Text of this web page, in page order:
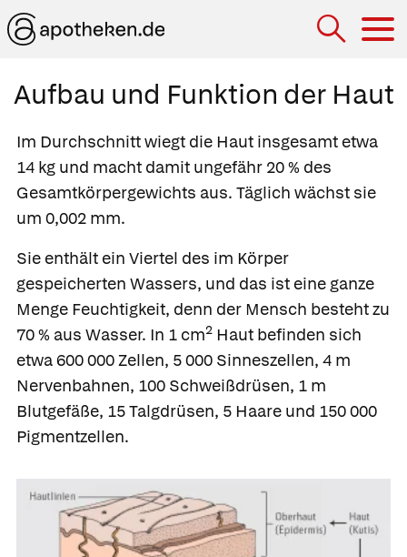
Aufbau und Funktion der Haut
Im Durchschnitt wiegt die Haut insgesamt etwa
14 kg und macht damit ungefähr 20 % des
Gesamtkörpergewichts aus. Täglich wächst sie
um 0,002 mm.
Sie enthält ein Viertel des im Körper
gespeicherten Wassers, und das ist eine ganze
Menge Feuchtigkeit, denn der Mensch besteht zu
70 % aus Wasser. In 1 cm2 Haut befinden sich
etwa 600 000 Zellen, 5 000 Sinneszellen, 4 m
Nervenbahnen, 100 Schweißdrüsen, 1 m
Blutgefäße, 15 Talgdrüsen, 5 Haare und 150 000
Pigmentzellen.